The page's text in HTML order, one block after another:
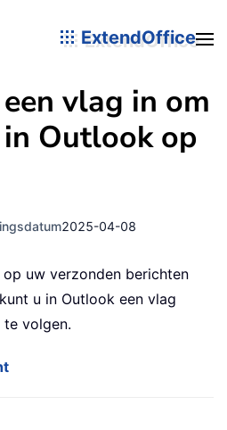
ExtendOffice
vlag in om
Outlook op
2025-04-08
uw verzonden berichten
u in Outlook een vlag
volgen.